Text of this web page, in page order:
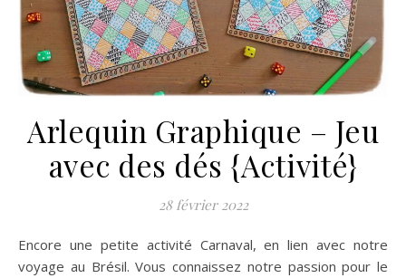
Arlequin Graphique – Jeu
avec des dés {Activité}
28 février 2022
Encore une petite activité Carnaval, en lien avec notre
voyage au Brésil. Vous connaissez notre passion pour le